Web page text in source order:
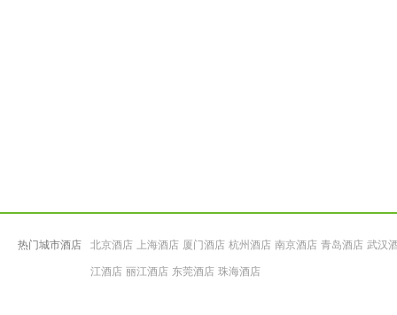
热门城市酒店 北京酒店 上海酒店 厦门酒店 杭州酒店 南京酒店 青岛酒店 武汉
江酒店 丽江酒店 东莞酒店 珠海酒店